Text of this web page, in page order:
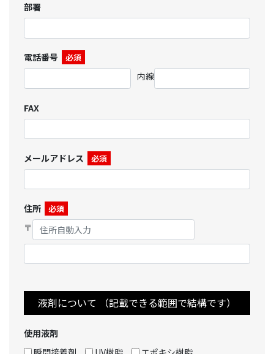
部署
電話番号 必須
内線
FAX
メールアドレス 必須
住所 必須
〒
液剤について （記載できる範囲で結構です）
使用液剤